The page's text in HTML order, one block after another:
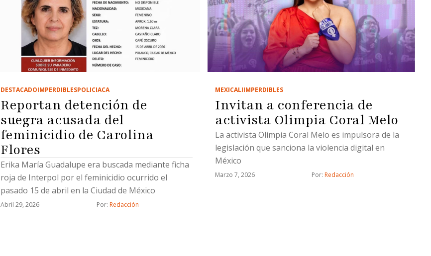
DESTACADOIMPERDIBLESPOLICIACA
Reportan detención de
suegra acusada del
feminicidio de Carolina
Flores
Erika María Guadalupe era buscada mediante ficha
roja de Interpol por el feminicidio ocurrido el
pasado 15 de abril en la Ciudad de México
Abril 29, 2026 Por: Redacción
MEXICALIIMPERDIBLES
Invitan a conferencia de
activista Olimpia Coral Melo
La activista Olimpia Coral Melo es impulsora de la
legislación que sanciona la violencia digital en
México
Marzo 7, 2026 Por: Redacción